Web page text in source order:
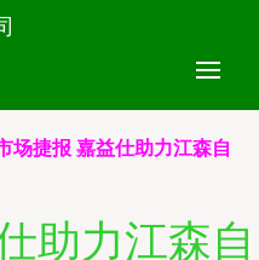
场捷报 嘉益仕助力江森自
助力江森自